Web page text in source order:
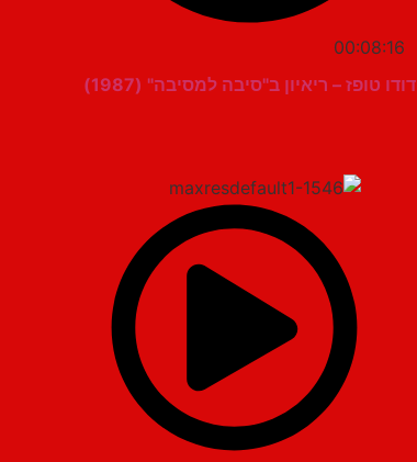
00:08:16
דודו טופז – ריאיון ב"סיבה למסיבה" (1987)